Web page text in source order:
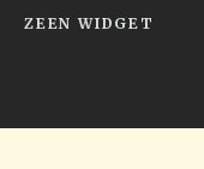
ZEEN WIDGET